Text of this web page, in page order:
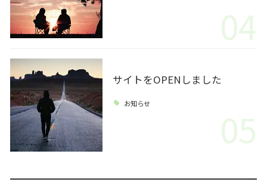
04
サイトをOPENしました
お知らせ
05